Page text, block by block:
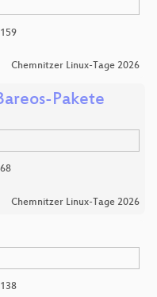
159
Chemnitzer Linux-Tage 2026
Pakete
68
Chemnitzer Linux-Tage 2026
138